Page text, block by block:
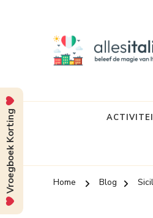
Home Blog
Vroegboek Korting